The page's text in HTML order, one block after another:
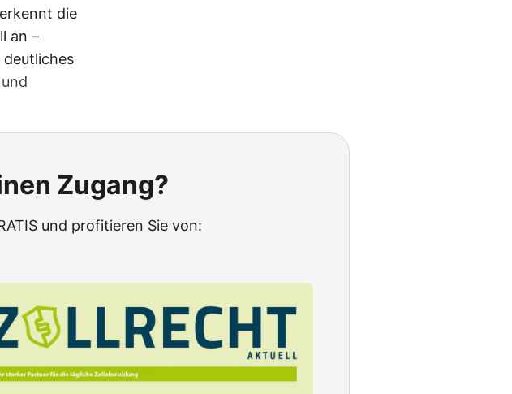
die
an –
deutliches
Zugang?
und profitieren Sie von: